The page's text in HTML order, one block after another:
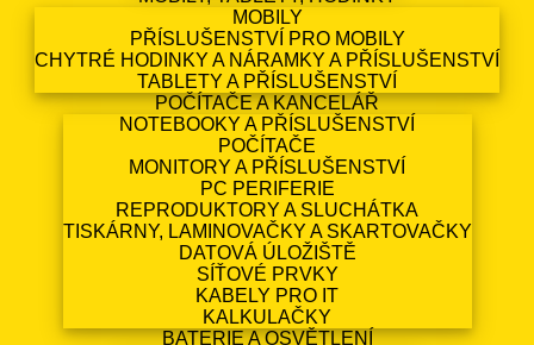
MOBILY
PŘÍSLUŠENSTVÍ PRO MOBILY
CHYTRÉ HODINKY A NÁRAMKY A PŘÍSLUŠENSTVÍ
TABLETY A PŘÍSLUŠENSTVÍ
POČÍTAČE A KANCELÁŘ
NOTEBOOKY A PŘÍSLUŠENSTVÍ
POČÍTAČE
MONITORY A PŘÍSLUŠENSTVÍ
PC PERIFERIE
REPRODUKTORY A SLUCHÁTKA
TISKÁRNY, LAMINOVAČKY A SKARTOVAČKY
DATOVÁ ÚLOŽIŠTĚ
SÍŤOVÉ PRVKY
KABELY PRO IT
KALKULAČKY
BATERIE A OSVĚTLENÍ